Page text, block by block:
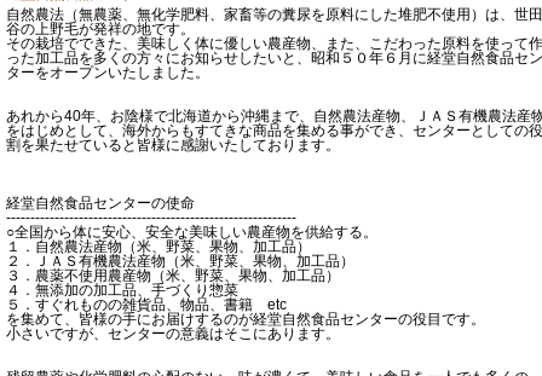
自然農法（無農薬、無化学肥料、家畜等の糞尿を原料にした堆肥不使用）は、世田
谷の上野毛が発祥の地です。
その栽培でできた、美味しく体に優しい農産物、また、こだわった原料を使って作
った加工品を多くの方々にお知らせしたいと、昭和５０年６月に経堂自然食品セン
ターをオープンいたしました。
あれから40年、お陰様で北海道から沖縄まで、自然農法産物、ＪＡＳ有機農法産
をはじめとして、海外からもすてきな商品を集める事ができ、センターとしての役
割を果たせていると皆様に感謝いたしております。
経堂自然食品センターの使命
------------------------------------------------------------
○全国から体に安心、安全な美味しい農産物を供給する。
１．自然農法産物（米、野菜、果物、加工品）
２．ＪＡＳ有機農法産物（米、野菜、果物、加工品）
３．農薬不使用農産物（米、野菜、果物、加工品）
４．無添加の加工品、手づくり惣菜
５．すぐれものの雑貨品、物品、書籍 etc
を集めて、皆様の手にお届けするのが経堂自然食品センターの役目です。
小さいですが、センターの意義はそこにあります。